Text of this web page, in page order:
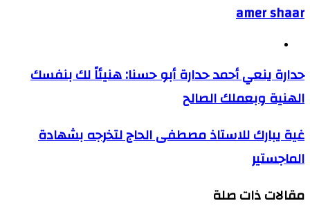
amer shaar
حدارة ينعي أحمد حدارة أبو حسنا: هنيئاً لك بنفسك
الهنية وبعملك الصالح
غية يبارك للاستاذ مصطفى الحاج لتخرجه بشهادة
الماجستير
مقالات ذات صلة